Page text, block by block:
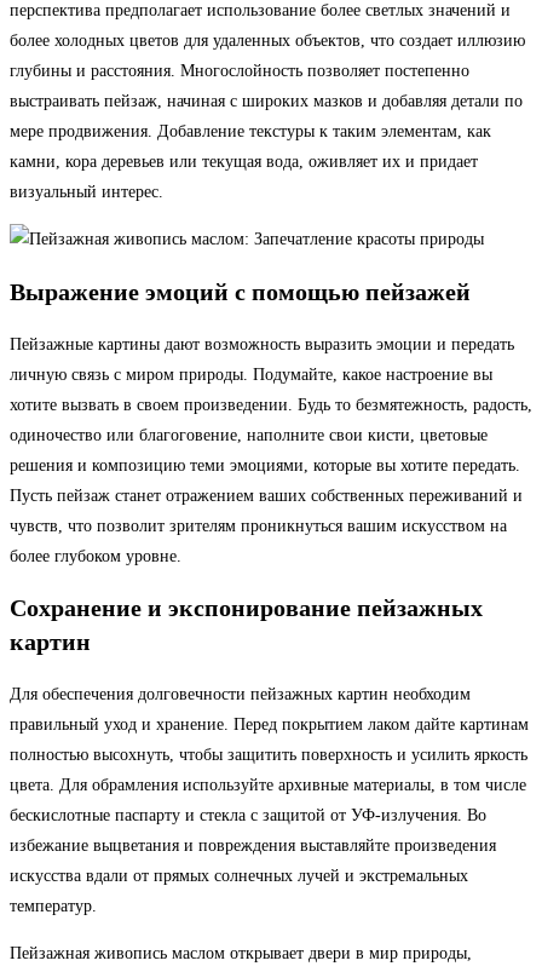
перспектива предполагает использование более светлых значений и
более холодных цветов для удаленных объектов, что создает иллюзию
глубины и расстояния. Многослойность позволяет постепенно
выстраивать пейзаж, начиная с широких мазков и добавляя детали по
мере продвижения. Добавление текстуры к таким элементам, как
камни, кора деревьев или текущая вода, оживляет их и придает
визуальный интерес.
Выражение эмоций с помощью пейзажей
Пейзажные картины дают возможность выразить эмоции и передать
личную связь с миром природы. Подумайте, какое настроение вы
хотите вызвать в своем произведении. Будь то безмятежность, радость,
одиночество или благоговение, наполните свои кисти, цветовые
решения и композицию теми эмоциями, которые вы хотите передать.
Пусть пейзаж станет отражением ваших собственных переживаний и
чувств, что позволит зрителям проникнуться вашим искусством на
более глубоком уровне.
Сохранение и экспонирование пейзажных
картин
Для обеспечения долговечности пейзажных картин необходим
правильный уход и хранение. Перед покрытием лаком дайте картинам
полностью высохнуть, чтобы защитить поверхность и усилить яркость
цвета. Для обрамления используйте архивные материалы, в том числе
бескислотные паспарту и стекла с защитой от УФ-излучения. Во
избежание выцветания и повреждения выставляйте произведения
искусства вдали от прямых солнечных лучей и экстремальных
температур.
Пейзажная живопись маслом открывает двери в мир природы,